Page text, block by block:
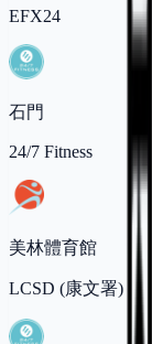
EFX24
石門
24/7 Fitness
美林體育館
LCSD (康文署)